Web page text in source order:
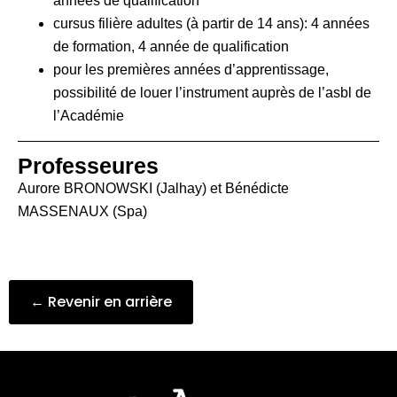
cursus filière adultes (à partir de 14 ans): 4 années
de formation, 4 année de qualification
pour les premières années d’apprentissage,
possibilité de louer l’instrument auprès de l’asbl de
l’Académie
Professeures
Aurore BRONOWSKI (Jalhay) et Bénédicte
MASSENAUX (Spa)
← Revenir en arrière